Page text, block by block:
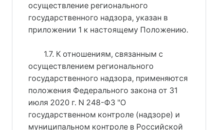
осуществление регионального
государственного надзора, указан в
приложении 1 к настоящему Положению.
1.7. К отношениям, связанным с
осуществлением регионального
государственного надзора, применяются
положения Федерального закона от 31
июля 2020 г. N 248-ФЗ "О
государственном контроле (надзоре) и
муниципальном контроле в Российской